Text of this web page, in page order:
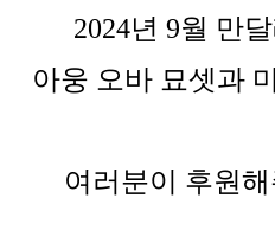
2024년 9월 만
아웅 오바 묘셋과
여러분이 후원